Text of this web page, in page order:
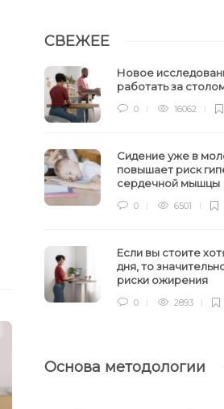
СВЕЖЕЕ
Новое
работать за
0 16062
Сидение уже в
повышает риск
сердечной мышцы
0 6501
Если вы стоите
дня, то
риски ожирения
0 2893
Основа методологии